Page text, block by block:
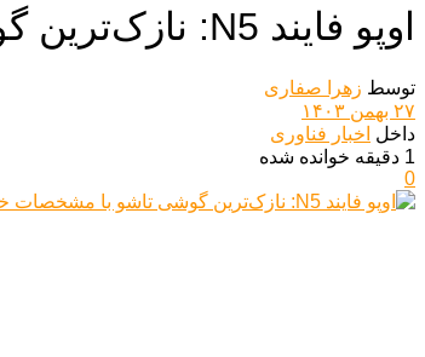
اوپو فایند N5: نازک‌ترین گوشی تاشو با مشخصات خیره‌کننده معرفی شد.
توسط زهرا صفاری
۲۷ بهمن ۱۴۰۳
داخل اخبار فناوری
1 دقیقه خوانده شده
0